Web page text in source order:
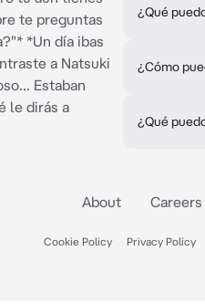
te preguntas
*Un día ibas
a Natsuki
Estaban
le dirás a
¿Qué
¿Cómo
¿Qué
About Careers
Cookie Policy Privacy Policy